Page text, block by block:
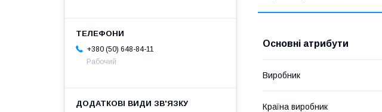
Основні атрибути
Виробник
Країна виробник
+380 (50) 648-84-11
Рабочий